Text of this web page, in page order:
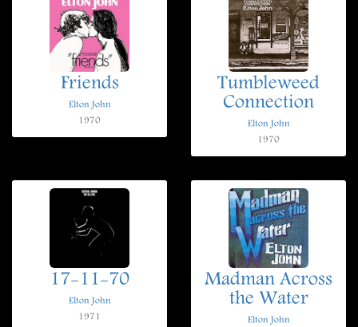
Friends
Elton John
1970
Tumbleweed
Connection
Elton John
1970
17-11-70
Elton John
1971
Madman Across
the Water
Elton John